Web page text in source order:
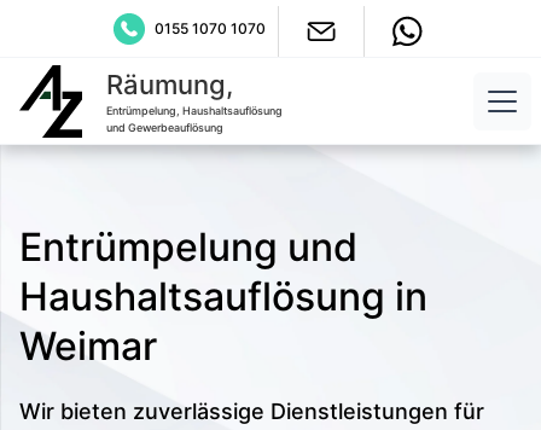
0155 1070 1070
Räumung,
Entrümpelung, Haushaltsauflösung
und Gewerbeauflösung
Entrümpelung und
Haushaltsauflösung in
Weimar
Wir bieten zuverlässige Dienstleistungen für